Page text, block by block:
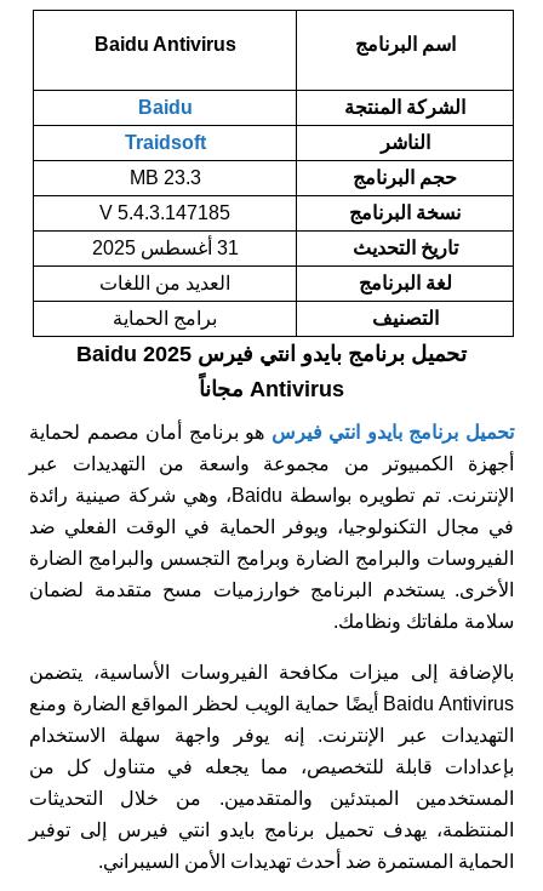
اسم البرنامج Baidu Antivirus
الشركة المنتجة
Baidu
الناشر
Traidsoft
حجم البرنامج
23.3 MB
نسخة البرنامج
V 5.4.3.147185
تاريخ التحديث
31 أغسطس 2025
لغة البرنامج
العديد من اللغات
التصنيف
برامج الحماية
تحميل برنامج بايدو انتي فيرس 2025 Baidu
Antivirus مجاناً
تحميل برنامج بايدو انتي فيرس هو برنامج أمان مصمم لحماية
أجهزة الكمبيوتر من مجموعة واسعة من التهديدات عبر
الإنترنت. تم تطويره بواسطة Baidu، وهي شركة صينية رائدة
في مجال التكنولوجيا، ويوفر الحماية في الوقت الفعلي ضد
الفيروسات والبرامج الضارة وبرامج التجسس والبرامج الضارة
الأخرى. يستخدم البرنامج خوارزميات مسح متقدمة لضمان
سلامة ملفاتك ونظامك.
بالإضافة إلى ميزات مكافحة الفيروسات الأساسية، يتضمن
Baidu Antivirus أيضًا حماية الويب لحظر المواقع الضارة ومنع
التهديدات عبر الإنترنت. إنه يوفر واجهة سهلة الاستخدام
بإعدادات قابلة للتخصيص، مما يجعله في متناول كل من
المستخدمين المبتدئين والمتقدمين. من خلال التحديثات
المنتظمة، يهدف تحميل برنامج بايدو انتي فيرس إلى توفير
الحماية المستمرة ضد أحدث تهديدات الأمن السيبراني.